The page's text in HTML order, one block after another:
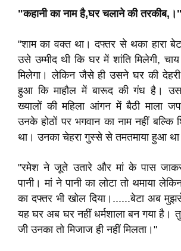
"कहानी का नाम है,घर चलाने की तरकीब,।"
"शाम का वक्त था। दफ्तर से थका हारा
उसे उम्मीद थी कि घर में शांति मिलेगी,
मिलेगा। लेकिन जैसे ही उसने घर की
हुआ कि माहौल में बारूद की गंध है।
ख्यालों की महिला आंगन में बैठी माला
उनके होठों पर भगवान का नाम नहीं बल्कि
था। उनका चेहरा गुस्से से तमतमाया हुआ
"रमेश ने जूते उतारे और मां के पास
पानी। मां ने पानी का लोटा तो थमाया
का दफ्तर भी खोल दिया।......बेटा अब
यह घर अब घर नहीं धर्मशाला बन गया है।
जी उनका तो मिजाज ही नहीं मिलता।"